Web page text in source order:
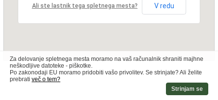
Ali ste lastnik tega spletnega mesta? V redu
Za delovanje spletnega mesta moramo na vaš računalnik shraniti majhne
neškodljive datoteke - piškotke.
Po zakonodaji EU moramo pridobiti vašo privolitev. Se strinjate? Ali želite
prebrati več o tem?
Strinjam se